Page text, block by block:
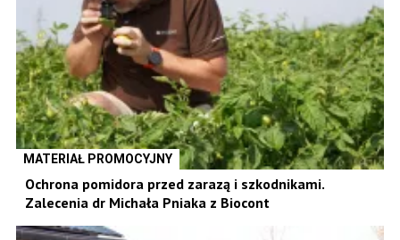
MATERIAŁ PROMOCYJNY
Ochrona pomidora przed zarazą i szkodnikami.
Zalecenia dr Michała Pniaka z Biocont